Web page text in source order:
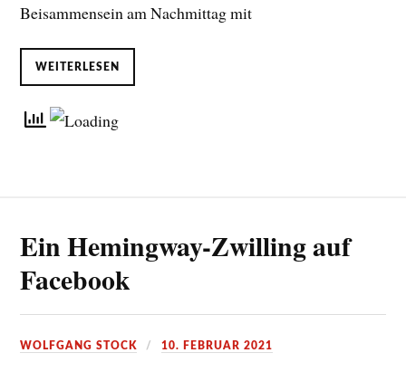
Beisammensein am Nachmittag mit
WEITERLESEN
Ein Hemingway-Zwilling auf
Facebook
WOLFGANG STOCK 10. FEBRUAR 2021